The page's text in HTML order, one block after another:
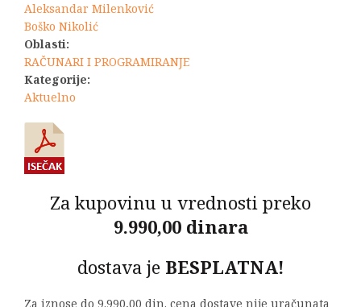
Aleksandar Milenković
Boško Nikolić
Oblasti:
RAČUNARI I PROGRAMIRANJE
Kategorije:
Aktuelno
Za kupovinu u vrednosti preko
9.990,00 dinara
dostava je BESPLATNA!
Za iznose do 9.990,00 din. cena dostave nije uračunata